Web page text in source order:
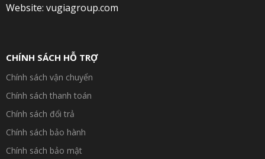
Website: vugiagroup.com
CHÍNH SÁCH HỖ TRỢ
Chính sách vận chuyển
Chính sách thanh toán
Chính sách đổi trả
Chính sách bảo hành
Chính sách bảo mật